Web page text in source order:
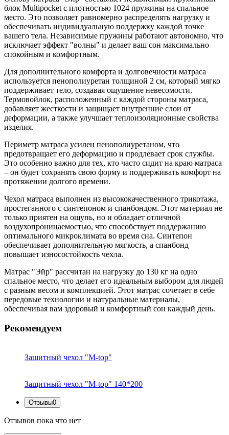
блок Multipocket с плотностью 1024 пружины на спальное
место. Это позволяет равномерно распределять нагрузку и
обеспечивать индивидуальную поддержку каждой точке
вашего тела. Независимые пружины работают автономно, что
исключает эффект "волны" и делает ваш сон максимально
спокойным и комфортным.
Для дополнительного комфорта и долговечности матраса
используется пенополиуретан толщиной 2 см, который мягко
поддерживает тело, создавая ощущение невесомости.
Термовойлок, расположенный с каждой стороны матраса,
добавляет жесткости и защищает внутренние слои от
деформации, а также улучшает теплоизоляционные свойства
изделия.
Периметр матраса усилен пенополиуретаном, что
предотвращает его деформацию и продлевает срок службы.
Это особенно важно для тех, кто часто сидит на краю матраса
– он будет сохранять свою форму и поддерживать комфорт на
протяжении долгого времени.
Чехол матраса выполнен из высококачественного трикотажа,
простеганного с синтепоном и спанбондом. Этот материал не
только приятен на ощупь, но и обладает отличной
воздухопроницаемостью, что способствует поддержанию
оптимального микроклимата во время сна. Синтепон
обеспечивает дополнительную мягкость, а спанбонд
повышает износостойкость чехла.
Матрас "Эйр" рассчитан на нагрузку до 130 кг на одно
спальное место, что делает его идеальным выбором для людей
с разным весом и комплекцией. Этот матрас сочетает в себе
передовые технологии и натуральные материалы,
обеспечивая вам здоровый и комфортный сон каждый день.
Рекомендуем
Защитный чехол "M-top"
Защитный чехол "M-top" 140*200
Отзывы0
Отзывов пока что нет